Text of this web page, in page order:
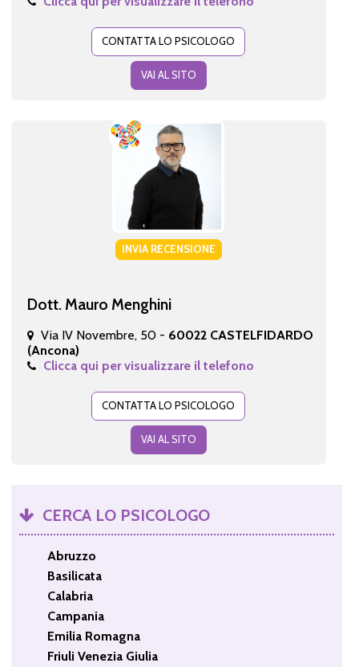
CONTATTA LO PSICOLOGO
VAI AL SITO
INVIA RECENSIONE
Dott. Mauro Menghini
Via IV Novembre, 50 - 60022 CASTELFIDARDO
(Ancona)
Clicca qui per visualizzare il telefono
CONTATTA LO PSICOLOGO
VAI AL SITO
CERCA LO PSICOLOGO
Abruzzo
Basilicata
Calabria
Campania
Emilia Romagna
Friuli Venezia Giulia